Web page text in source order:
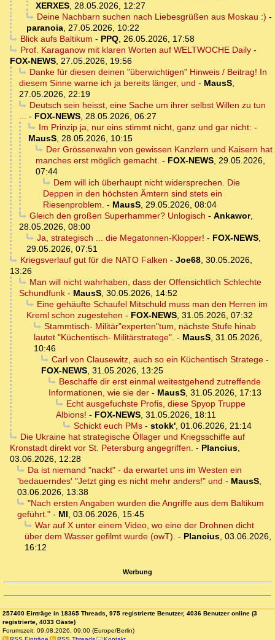
XERXES, 28.05.2026, 12:27
Deine Nachbarn suchen nach Liebesgrüßen aus Moskau :) -
paranoia, 27.05.2026, 10:22
Blick aufs Baltikum - PPQ, 26.05.2026, 17:58
Prof. Karaganow mit klaren Worten auf WELTWOCHE Daily-
FOX-NEWS, 27.05.2026, 19:56
Danke für diesen deinen "überwichtigen" Hinweis / Beitrag! In
diesem Sinne warne ich ja bereits länger, und - MausS,
27.05.2026, 22:19
Deutsch sein heisst, eine Sache um ihrer selbst Willen zu tun
... - FOX-NEWS, 28.05.2026, 06:27
Im Prinzip ja, nur eins stimmt nicht, ganz und gar nicht: -
MausS, 28.05.2026, 10:15
Der Grössenwahn von gewissen Kanzlern und Kaisern hat
manches erst möglich gemacht. - FOX-NEWS, 29.05.2026,
07:44
Dem will ich überhaupt nicht widersprechen. Die
Deppen in den höchsten Ämtern sind stets ein
Riesenproblem. - MausS, 29.05.2026, 08:04
Gleich den großen Superhammer? Unlogisch - Ankawor,
28.05.2026, 08:00
Ja, strategisch ... die Megatonnen-Klopper! - FOX-NEWS,
29.05.2026, 07:51
Kriegsverlauf gut für die NATO Falken - Joe68, 30.05.2026,
13:26
Man will nicht wahrhaben, dass der Offensichtlich Schlechte
Schundfunk - MausS, 30.05.2026, 14:52
Eine gehäufte Schaufel Mitschuld muss man den Herren im
Kreml schon zugestehen - FOX-NEWS, 31.05.2026, 07:32
Stammtisch- Militär"experten"tum, nächste Stufe hinab
lautet "Küchentisch- Militärstratege". - MausS, 31.05.2026,
10:46
Carl von Clausewitz, auch so ein Küchentisch Stratege-
FOX-NEWS, 31.05.2026, 13:25
Beschaffe dir erst einmal weitestgehend zutreffende
Informationen, wie sie der - MausS, 31.05.2026, 17:13
Echt ausgefuchste Profis, diese Spyop Truppe
Albions! - FOX-NEWS, 31.05.2026, 18:11
Schickt euch PMs- stokk', 01.06.2026, 21:14
Die Ukraine hat strategische Öllager und Kriegsschiffe auf
Kronstadt direkt vor St. Petersburg angegriffen. - Plancius,
03.06.2026, 12:28
Da ist niemand "nackt" - da erwartet uns im Westen ein
'bedauerndes' "Jetzt ging es nicht mehr anders!" und - MausS,
03.06.2026, 13:38
"Nach ersten Angaben wurden die Angriffe aus dem Baltikum
geführt." - MI, 03.06.2026, 15:45
War auf X unter einem Video, wo eine der Drohnen dicht
über dem Wasser gefilmt wurde (owT). - Plancius, 03.06.2026,
16:12
Werbung
257400 Einträge in 18365 Threads, 975 registrierte Benutzer, 4036 Benutzer online (3
registrierte, 4033 Gäste)
Forumszeit: 09.08.2026, 09:00 (Europe/Berlin)